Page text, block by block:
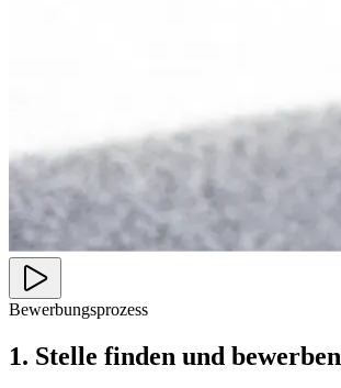
Bewerbungsprozess
1. Stelle finden und bewerben